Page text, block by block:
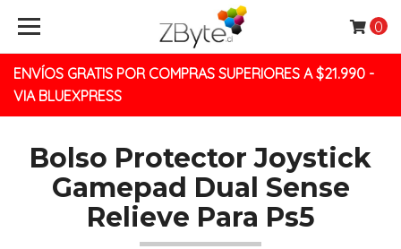
ENVÍOS GRATIS POR COMPRAS SUPERIORES A $21.990 -
VIA BLUEXPRESS
0
Bolso Protector Joystick
Gamepad Dual Sense
Relieve Para Ps5